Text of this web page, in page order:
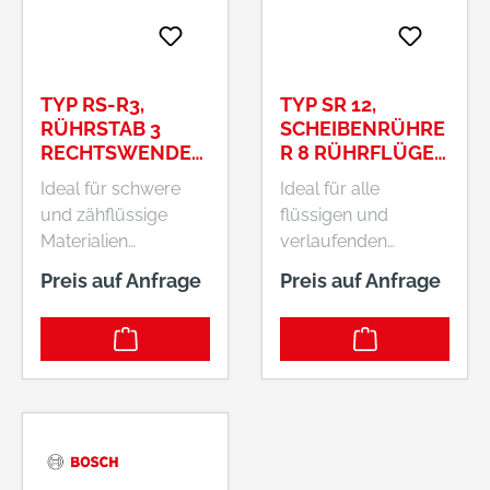
Klebermörtel usw.
Beton, Bitumen-
Dickbeschichtungen
usw.
TYP RS-R3,
RÜHRSTAB 3
RECHTSWENDEL
N 160MM
(626736000)
Ideal für schwere
und zähflüssige
Materialien
unten nach oben,
der Rührer schraubt
sich selbst ins
Besonders geeignet
für alle Arten von
Preis auf Anfrage
TYP SR 12,
SCHEIBENRÜHRE
R 8 RÜHRFLÜGEL
120MM
(626742000)
Ideal für alle
flüssigen und
verlaufenden
Mischwirkung von
oben nach unten, die
Wendeln drücken
Preis auf Anfrage